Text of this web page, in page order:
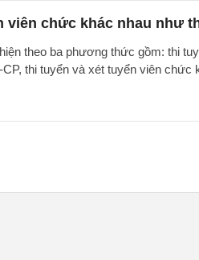
viên chức khác nhau như
theo ba phương thức gồm: thi
thi tuyển và xét tuyển viên chức